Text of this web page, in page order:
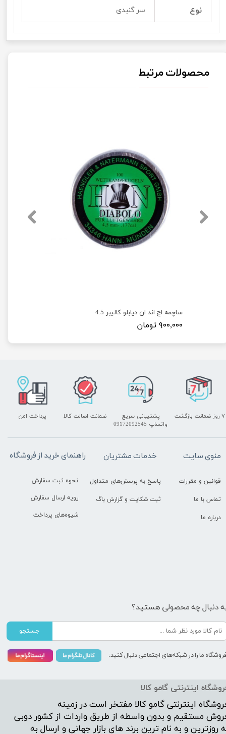
نوع سر گنبدی
محصولات مرتبط
ساچمه اچ اند ان دیابلو کالیبر 4.5
۹۰۰,۰۰۰ تومان
اینترنتی گامو کالا
اینترنتی گامو کالا مفتخر است در زمینه
مستقیم و بدون واسطه از طریق واردات از کشور دوبی
روزترین و به نام ترین برند های بازار جهانی و ارسال به
پشتیبانی سریع
واتساپ 09172092545
پرداخت امن ۷ روز ضمانت بازگشت ضمانت اصالت کالا
راهنمای خرید از فروشگاه
نحوه ثبت سفارش
رویه ارسال سفارش
شیوه‌های پرداخت
خدمات مشتریان
پاسخ به پرسش‌های متداول
ثبت شکایت و گزارش باگ
منوی سایت
قوانین و مقررات
تماس با ما
درباره ما
دنبال چه محصولی هستید؟
جستجو
ما را در شبکه‌های اجتماعی دنبال کنید: